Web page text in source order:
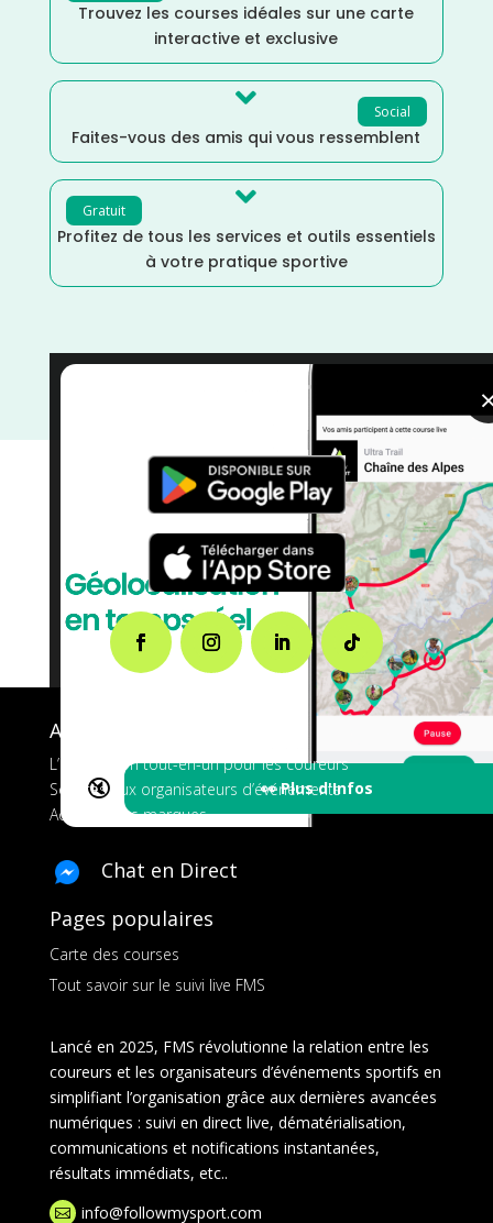
Trouvez les courses idéales sur une carte
interactive et exclusive
Social

Faites-vous des amis qui vous ressemblent
Gratuit 
Profitez de tous les services et outils essentiels
à votre pratique sportive
🔇 👀 Plus d'Infos
Course à Pied
A propos de FMS
L’application tout-en-un pour les coureurs
Services aux organisateurs d’événements
Ads pour les marques
Chat en Direct
Pages populaires
Carte des courses
Tout savoir sur le suivi live FMS
Lancé en 2025, FMS révolutionne la relation entre les
coureurs et les organisateurs d’événements sportifs en
simplifiant l’organisation grâce aux dernières avancées
numériques : suivi en direct live, dématérialisation,
communications et notifications instantanées,
résultats immédiats, etc..
 info@followmysport.com